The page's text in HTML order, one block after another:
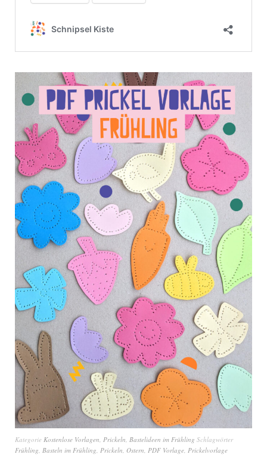
Kategorie Kostenlose Vorlagen, Prickeln, Bastelideen im Frühling Schlagwörter
Frühling, Basteln im Frühling, Prickeln, Ostern, PDF Vorlage, Prickelvorlage